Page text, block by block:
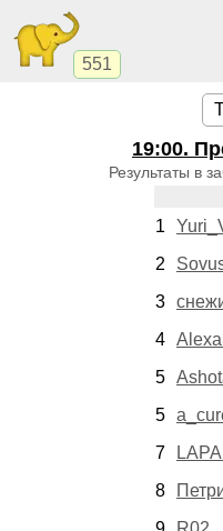
551
19:00.
Результаты в
1
2
3
4
5
5
7
8